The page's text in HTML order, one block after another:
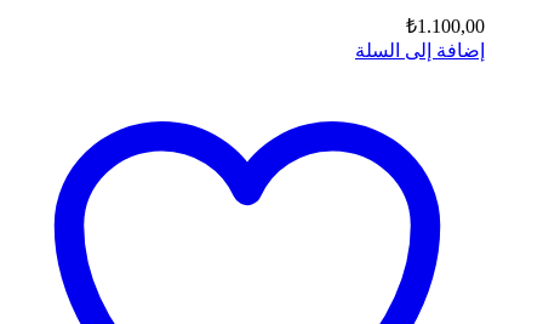
₺1.100,00
إضافة إلى السلة